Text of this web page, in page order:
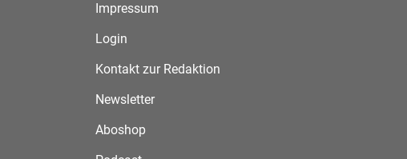
Impressum
Login
Kontakt zur Redaktion
Newsletter
Aboshop